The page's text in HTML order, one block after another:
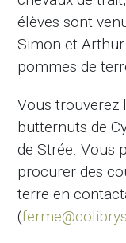
élèves sont
Simon et
pommes de
Vous trouverez
butternuts de
de Strée. Vous
procurer des
terre en
(